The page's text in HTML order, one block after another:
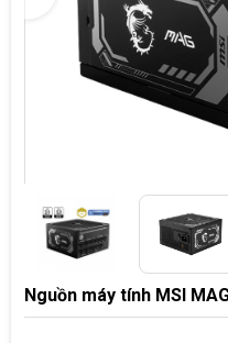
Nguồn máy tính MSI